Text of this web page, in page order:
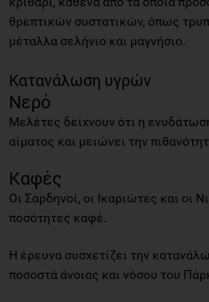
θρεπτικών συστατικών, όπως
μέταλλα σελήνιο και μαγνήσιο.
Κατανάλωση υγρών
Νερό
Μελέτες δείχνουν ότι η
αίματος και μειώνει την
Καφές
Οι Σαρδηνοί, οι Ικαριώτες και οι
ποσότητες καφέ.
Η έρευνα συσχετίζει την
ποσοστά άνοιας και νόσου του